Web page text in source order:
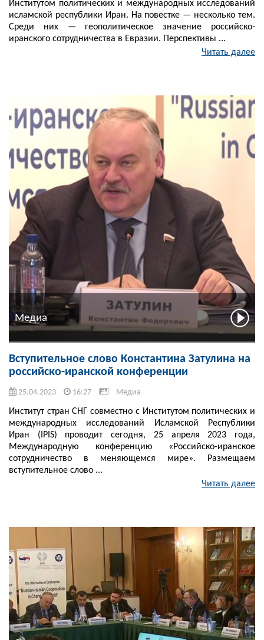
Институтом политических и международных исследований
исламской республики Иран. На повестке — несколько тем.
Среди них — геополитическое значение российско-
иранского сотрудничества в Евразии. Перспективы ...
Читать далее
Медиа
Вступительное слово Константина Затулина на
российско-иранской конференции
25.04.2023 16:27 Медиа
Институт стран СНГ совместно с Институтом политических и
международных исследований Исламской Республики
Иран (IPIS) проводит сегодня, 25 апреля 2023 года,
Международную конференцию «Российско-иранское
сотрудничество в меняющемся мире». Размещаем
вступительное слово ...
Читать далее